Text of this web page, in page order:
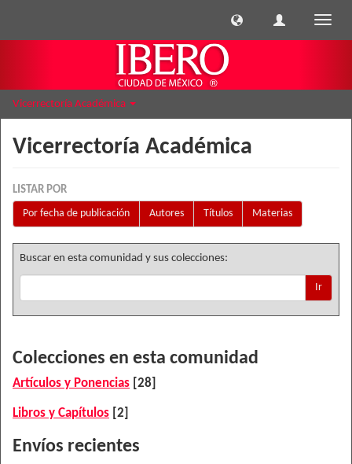
Vicerrectoría Académica
Vicerrectoría Académica
LISTAR POR
Por fecha de publicación
Autores Títulos Materias
Buscar en esta comunidad y sus colecciones:
Ir
Colecciones en esta comunidad
Artículos y Ponencias [28]
Libros y Capítulos [2]
Envíos recientes